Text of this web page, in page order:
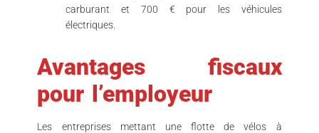
carburant et 700 € pour les véhicules
électriques.
Avantages fiscaux
pour l’employeur
Les entreprises mettant une flotte de vélos à